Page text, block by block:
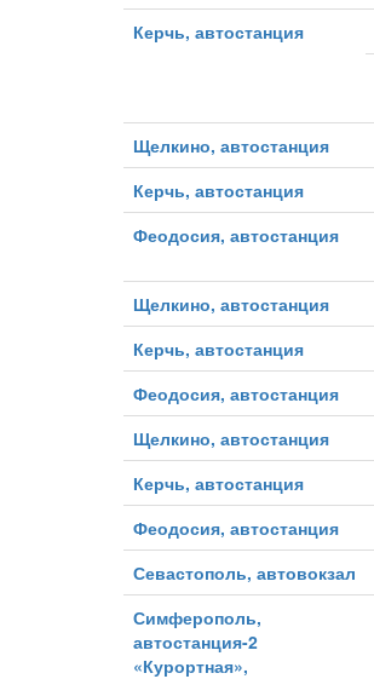
Керчь, автостанция
Щелкино, автостанция
Керчь, автостанция
Феодосия, автостанция
Щелкино, автостанция
Керчь, автостанция
Феодосия, автостанция
Щелкино, автостанция
Керчь, автостанция
Феодосия, автостанция
Севастополь, автовокзал
Симферополь,
автостанция-2
«Курортная»,